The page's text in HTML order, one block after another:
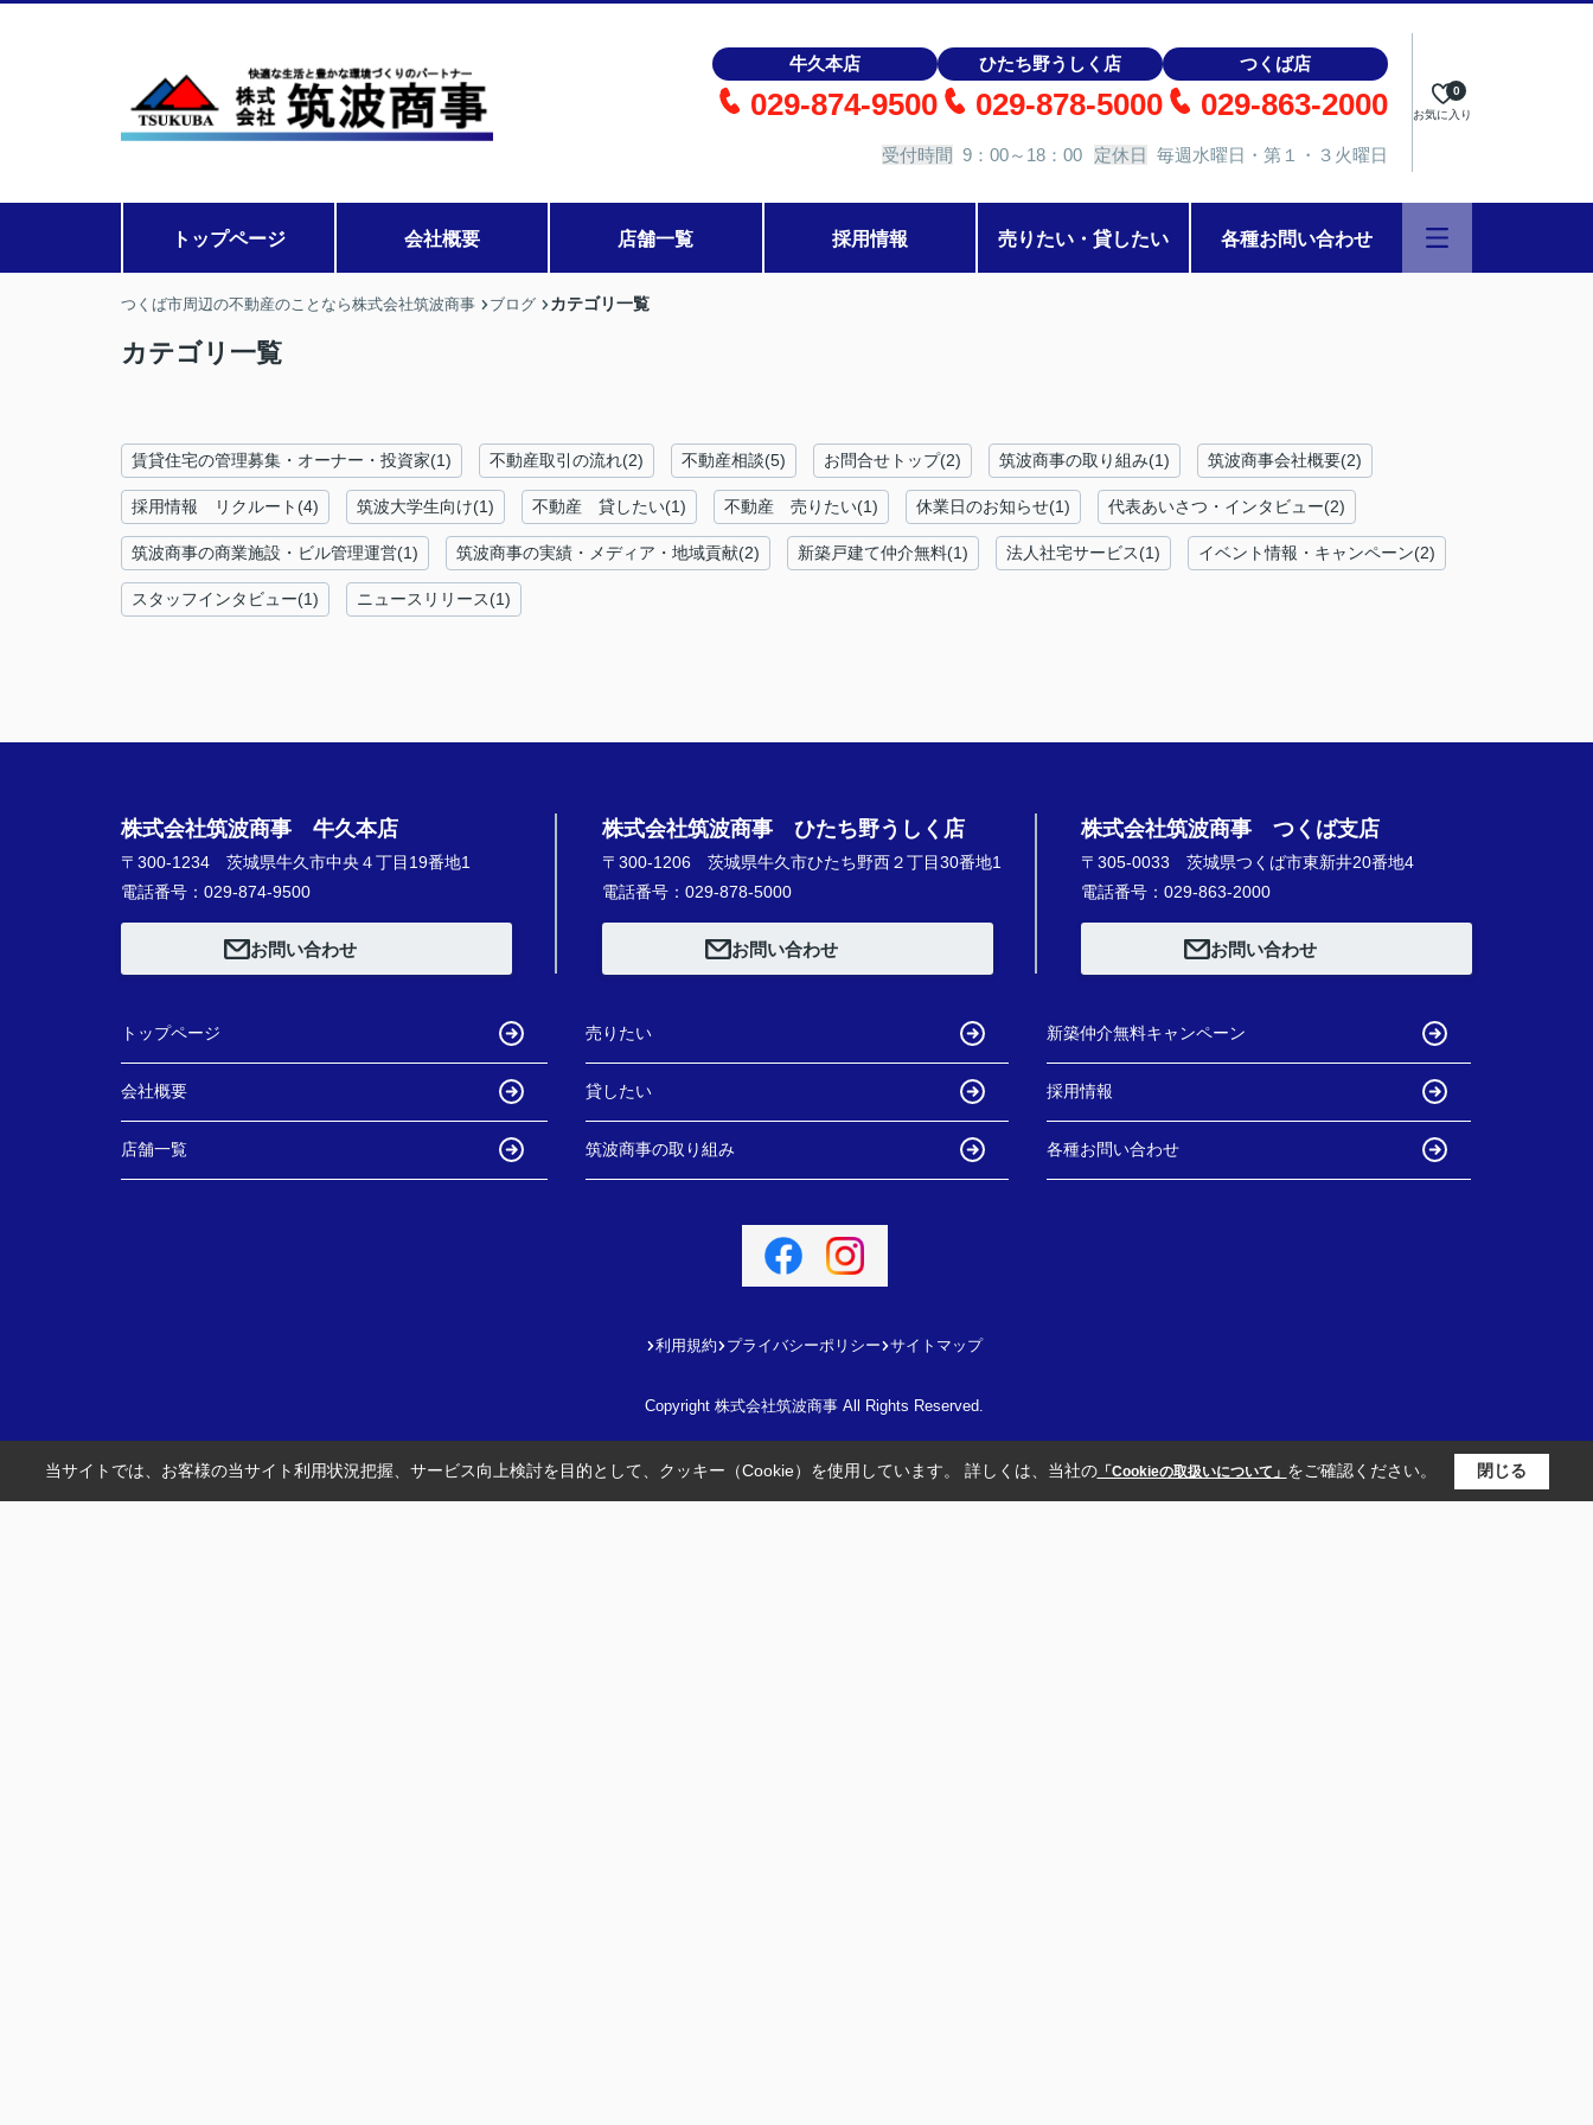
牛久本店
029-874-9500
ひたち野うしく店
029-878-5000
つくば店
029-863-2000
受付時間 9：00～18：00 定休日 毎週水曜日・第１・３火曜日
お気に入り
0
トップページ 会社概要 店舗一覧 採用情報 売りたい・貸したい 各種お問い合わせ
つくば市周辺の不動産のことなら株式会社筑波商事 ブログ カテゴリ一覧
カテゴリ一覧
賃貸住宅の管理募集・オーナー・投資家(1) 不動産取引の流れ(2) 不動産相談(5) お問合せトップ(2) 筑波商事の取り組み(1) 筑波商事会社概要(2)
採用情報 リクルート(4) 筑波大学生向け(1) 不動産 貸したい(1) 不動産 売りたい(1) 休業日のお知らせ(1) 代表あいさつ・インタビュー(2)
筑波商事の商業施設・ビル管理運営(1) 筑波商事の実績・メディア・地域貢献(2) 新築戸建て仲介無料(1) 法人社宅サービス(1) イベント情報・キャンペーン(2)
スタッフインタビュー(1) ニュースリリース(1)
株式会社筑波商事 牛久本店
〒300-1234 茨城県牛久市中央４丁目19番地1
電話番号：029-874-9500
お問い合わせ
トップページ
会社概要
店舗一覧
株式会社筑波商事 ひたち野うしく店
〒300-1206 茨城県牛久市ひたち野西２丁目30番地1
電話番号：029-878-5000
お問い合わせ
売りたい
貸したい
筑波商事の取り組み
株式会社筑波商事 つくば支店
〒305-0033 茨城県つくば市東新井20番地4
電話番号：029-863-2000
お問い合わせ
新築仲介無料キャンペーン
採用情報
各種お問い合わせ
利用規約 プライバシーポリシー サイトマップ
Copyright 株式会社筑波商事 All Rights Reserved.
当サイトでは、お客様の当サイト利用状況把握、サービス向上検討を目的として、クッキー（Cookie）を使用しています。 詳しくは、当社の「Cookieの取扱いについて」 をご確認ください。 閉じる